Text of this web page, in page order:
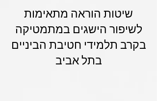
שיטות הוראה מתאימות
לשיפור הישגים במתמטיקה
בקרב תלמידי חטיבת הביניים
בתל אביב